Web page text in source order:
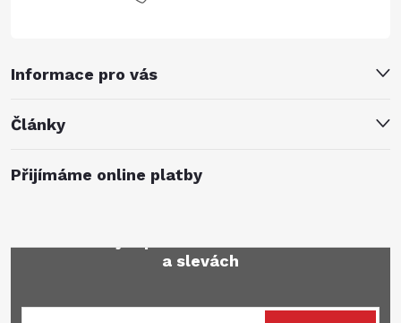
Informace pro vás
Články
Přijímáme online platby
a slevách